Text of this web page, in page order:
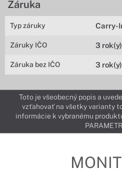
Záruka
Typ záruky Carry-
Záruky IČO 3 rok(y)
Záruka bez IČO 3 rok(y)
Toto je všeobecný popis a
vzťahovať na všetky varianty
informácie k vybranému